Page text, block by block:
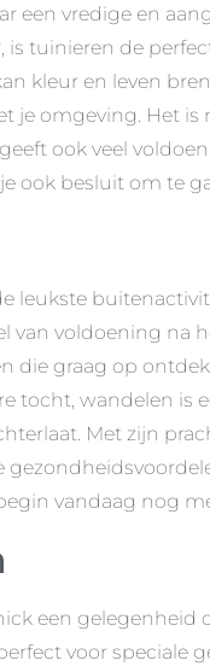
een vredige en
tuinieren de
kleur en leven
je omgeving. Het
ook veel
ook besluit om te
leukste
van voldoening na
die graag op
tocht, wandelen is
Met zijn
vandaag nog
een
voor